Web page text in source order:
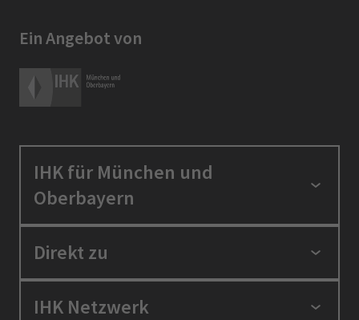
Ein Angebot von
IHK für München und
Oberbayern
Standortpolitik
Berufszugang
Direkt zu
Positionen
IHK Netzwerk